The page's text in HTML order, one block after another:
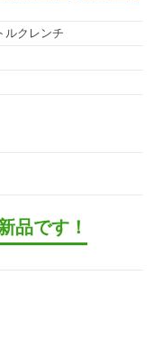
ルクレンチ
品です！